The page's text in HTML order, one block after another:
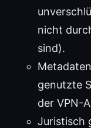
nicht
sind).
genutzte
der VPN-
Juristisch